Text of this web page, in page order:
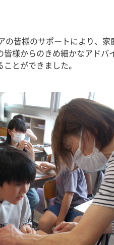
皆様のサポートにより、家
様からのきめ細かなアドバ
とができました。